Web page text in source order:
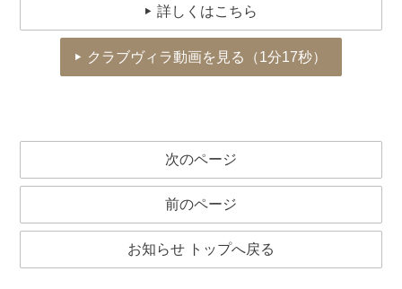
詳しくはこちら
クラブヴィラ動画を見る（1分17秒）
次のページ
前のページ
お知らせ トップへ戻る